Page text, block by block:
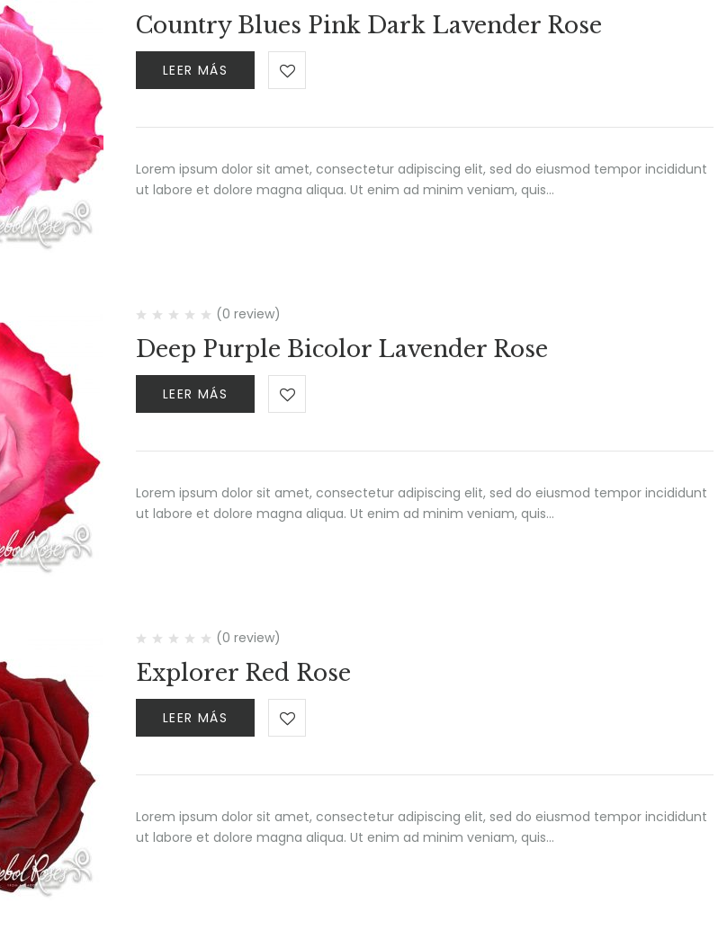
Country Blues Pink Dark Lavender Rose
LEER MÁS
Lorem ipsum dolor sit amet, consectetur adipiscing elit, sed do eiusmod tempor incididunt
ut labore et dolore magna aliqua. Ut enim ad minim veniam, quis…
(0 review)
Deep Purple Bicolor Lavender Rose
LEER MÁS
Lorem ipsum dolor sit amet, consectetur adipiscing elit, sed do eiusmod tempor incididunt
ut labore et dolore magna aliqua. Ut enim ad minim veniam, quis…
(0 review)
Explorer Red Rose
LEER MÁS
Lorem ipsum dolor sit amet, consectetur adipiscing elit, sed do eiusmod tempor incididunt
ut labore et dolore magna aliqua. Ut enim ad minim veniam, quis…